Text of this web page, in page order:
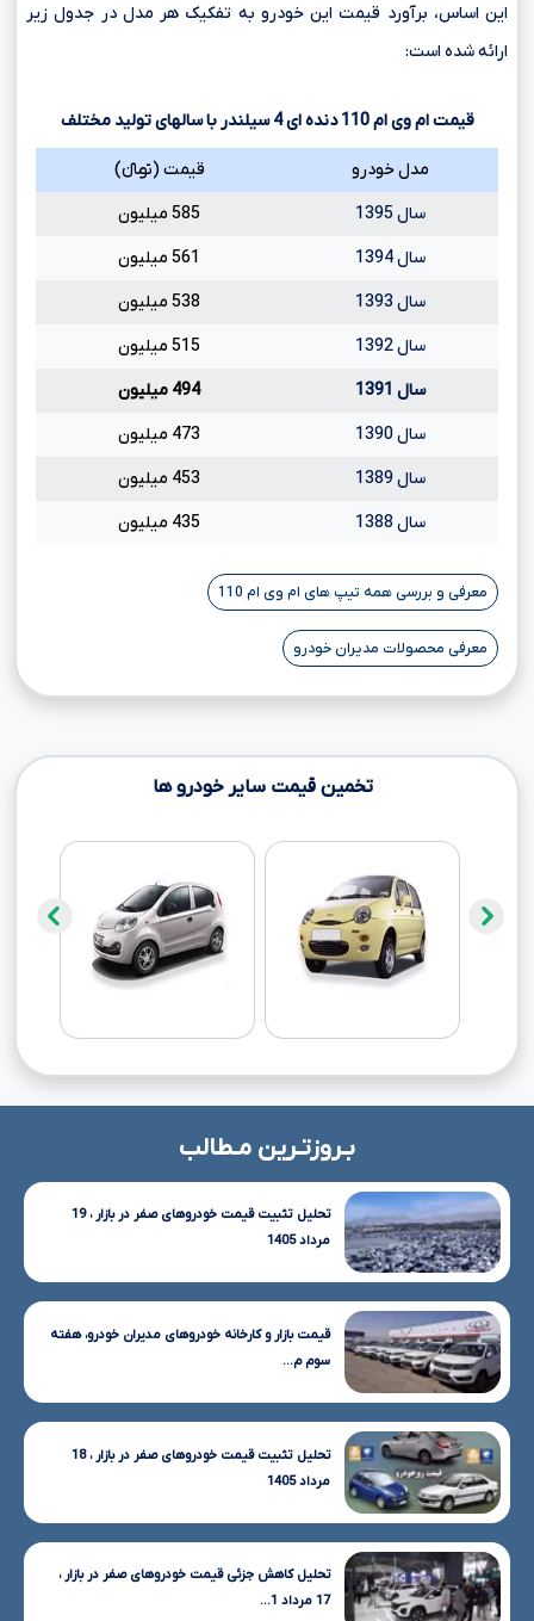
این اساس، برآورد قیمت این خودرو به تفکیک هر مدل در جدول زیر
ارائه شده است:
قیمت ام وی ام110دنده ای4سیلندر با سالهای تولید مختلف
مدل خودرو
قیمت (تومانءءء)
سال 1395
585 میلیون
سال 1394
561 میلیون
سال 1393
538 میلیون
سال 1392
515 میلیون
سال 1391
494 میلیون
سال 1390
473 میلیون
سال 1389
453 میلیون
سال 1388
435 میلیون
معرفی و بررسی همه تیپ های ام وی ام 110
معرفی محصولات مدیران خودرو
تخمین قیمت سایر خودرو ها
بـروزتـرین مـطالب
تحلیل تثبیت قیمت خودروهای صفر در بازار ، 19
مرداد 1405
قیمت بازار و کارخانه خودروهای مدیران خودرو، هفته
سوم م...
تحلیل تثبیت قیمت خودروهای صفر در بازار ، 18
مرداد 1405
تحلیل کاهش جزئی قیمت خودروهای صفر در بازار ،
17 مرداد 1...